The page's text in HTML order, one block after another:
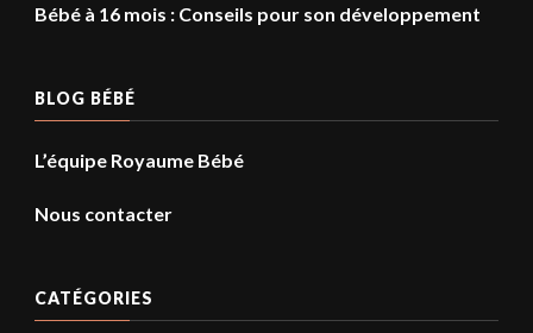
Bébé à 16 mois : Conseils pour son développement
BLOG BÉBÉ
L’équipe Royaume Bébé
Nous contacter
CATÉGORIES